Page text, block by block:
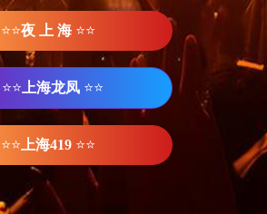
⭐⭐夜 上 海 ⭐⭐
⭐⭐ 上海龙凤 ⭐⭐
⭐⭐ 上海419 ⭐⭐